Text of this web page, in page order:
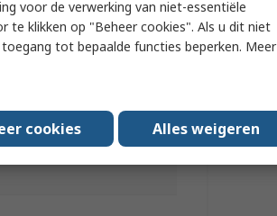
EN61000-4-5, EN61000-4-
EN61000-3-3, EN61000-
1, EN61204-3,
IEC60950-1
voor de verwerking van niet-essentiële
te klikken op "Beheer cookies". Als u dit niet
tot bepaalde functies beperken. Meer
cookies Alles weigeren